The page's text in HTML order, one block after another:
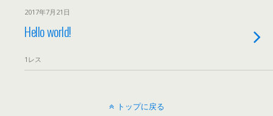
2017年7月21日
Hello world!
1レス
トップに戻る